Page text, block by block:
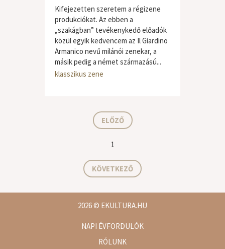
Kifejezetten szeretem a régizene
produkciókat. Az ebben a
„szakágban” tevékenykedő előadók
közül egyik kedvencem az Il Giardino
Armanico nevű milánói zenekar, a
másik pedig a német származású...
klasszikus zene
ELŐZŐ
1
KÖVETKEZŐ
2026© EKULTURA.HU
NAPI ÉVFORDULÓK
RÓLUNK